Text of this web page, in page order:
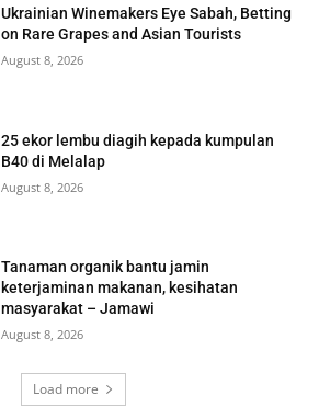
Ukrainian Winemakers Eye Sabah, Betting
on Rare Grapes and Asian Tourists
August 8, 2026
25 ekor lembu diagih kepada kumpulan
B40 di Melalap
August 8, 2026
Tanaman organik bantu jamin
keterjaminan makanan, kesihatan
masyarakat – Jamawi
August 8, 2026
Load more